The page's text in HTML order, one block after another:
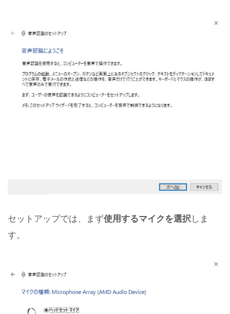
セットアップでは、まず使用するマイクを選択しま
す。